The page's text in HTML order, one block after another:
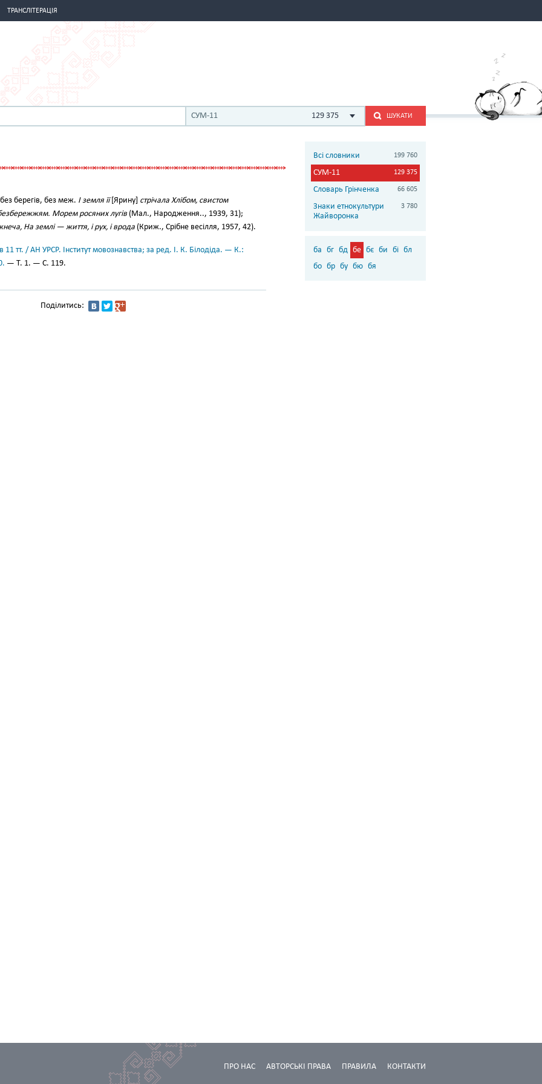
ТРАНСЛІТЕРАЦІЯ
СУМ-11 129 375 ШУКАТИ
без берегів, без меж. І земля її[Ярину] стрічала Хлібом, свистом
Морем росяних лугів (Мал., Народження.., 1939, 31);
На землі — життя, і рух, і врода (Криж., Срібне весілля, 1957, 42).
11 тт. / АН УРСР. Інститут мовознавства; за ред. І. К. Білодіда. — К.:
— Т. 1. — С. 119.
Поділитись:
Всі словники 199 760
СУМ-11 129 375
Словарь Грінченка 66 605
Знаки етнокультури
Жайворонка
3 780
ба бг бд бе бє би бі бл
бо бр бу бю бя
КОНТАКТИ
ПРАВИЛА
АВТОРСЬКІ ПРАВА
ПРО НАС